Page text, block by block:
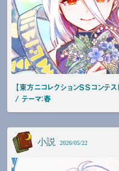
【東方ニコレクションSSコンテ
/ テーマ：春
小説 2026/05/22